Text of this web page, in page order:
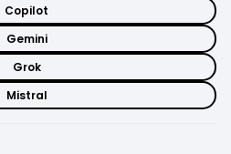
Copilot
Gemini
Grok
Mistral